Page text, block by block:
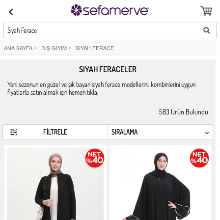
Siyah Ferace
ANA SAYFA > DIŞ GIYIM > SIYAH FERACE
SIYAH FERACELER
Yeni sezonun en güzel ve şık bayan siyah ferace modellerini, kombinlerini uygun
fiyatlarla satın almak için hemen tıkla.
583 Ürün Bulundu
FİLTRELE